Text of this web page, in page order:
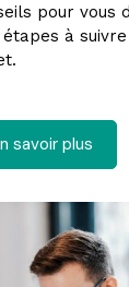
pour vous
à
savoir plus